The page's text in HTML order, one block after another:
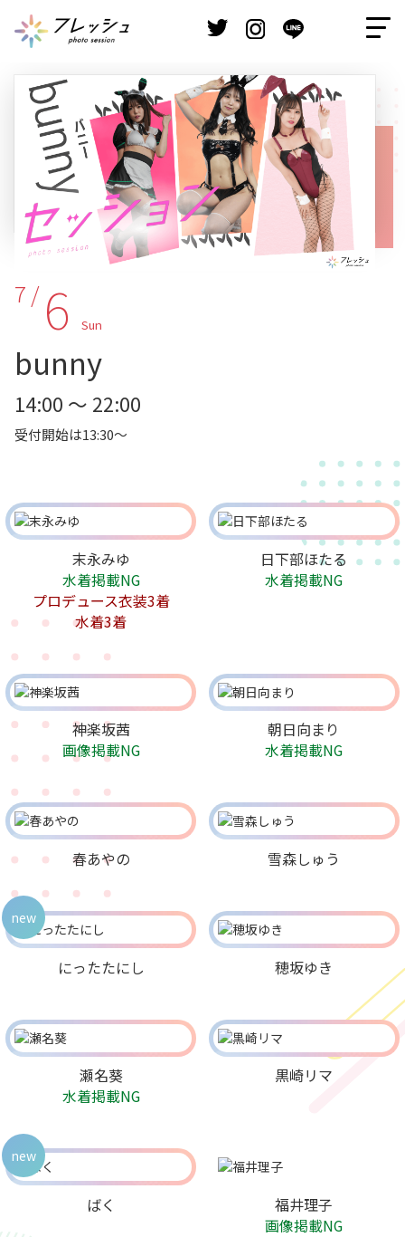
7 / 6 Sun
bunny
14:00 ～ 22:00
受付開始は13:30～
末永みゆ
水着掲載NG
プロデュース衣装3着
水着3着
日下部ほたる
水着掲載NG
神楽坂茜
画像掲載NG
朝日向まり
水着掲載NG
春あやの 雪森しゅう
にったたにし
new
穂坂ゆき
瀬名葵
水着掲載NG
黒崎リマ
ばく
new
福井理子
画像掲載NG